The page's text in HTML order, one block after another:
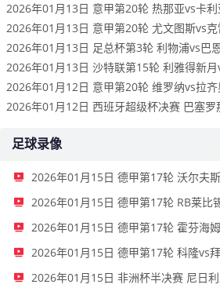
2026年01月13日 意甲第20轮 热那亚vs卡
2026年01月13日 意甲第20轮 尤文图斯vs
2026年01月13日 足总杯第3轮 利物浦vs巴
2026年01月13日 沙特联第15轮 利雅得新
2026年01月12日 意甲第20轮 维罗纳vs拉
2026年01月12日 西班牙超级杯决赛 巴塞
足球录像
2026年01月15日 德甲第17轮 沃尔夫
2026年01月15日 德甲第17轮 RB莱比
2026年01月15日 德甲第17轮 霍芬海
2026年01月15日 德甲第17轮 科隆vs
2026年01月15日 非洲杯半决赛 尼日